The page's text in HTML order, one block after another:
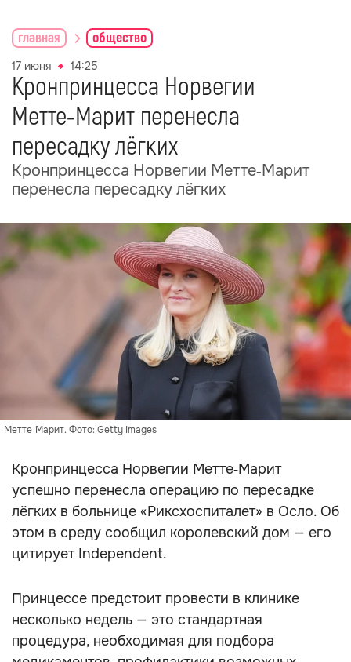
главная общество
17 июня 14:25
Кронпринцесса Норвегии
Метте‑Марит перенесла
пересадку лёгких
Кронпринцесса Норвегии Метте‑Марит
перенесла пересадку лёгких
Метте‑Марит. Фото: Getty Images
Кронпринцесса Норвегии Метте‑Марит
успешно перенесла операцию по пересадке
лёгких в больнице «Риксхоспиталет» в Осло. Об
этом в среду сообщил королевский дом — его
цитирует Independent.
Принцессе предстоит провести в клинике
несколько недель — это стандартная
процедура, необходимая для подбора